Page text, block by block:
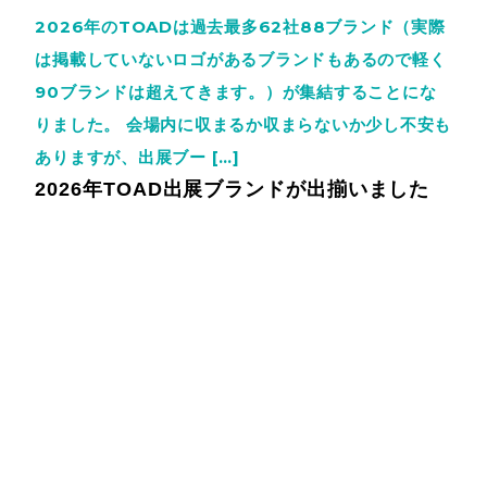
2026年のTOADは過去最多62社88ブランド（実際
は掲載していないロゴがあるブランドもあるので軽く
90ブランドは超えてきます。）が集結することにな
りました。 会場内に収まるか収まらないか少し不安も
ありますが、出展ブー […]
2026年TOAD出展ブランドが出揃いました